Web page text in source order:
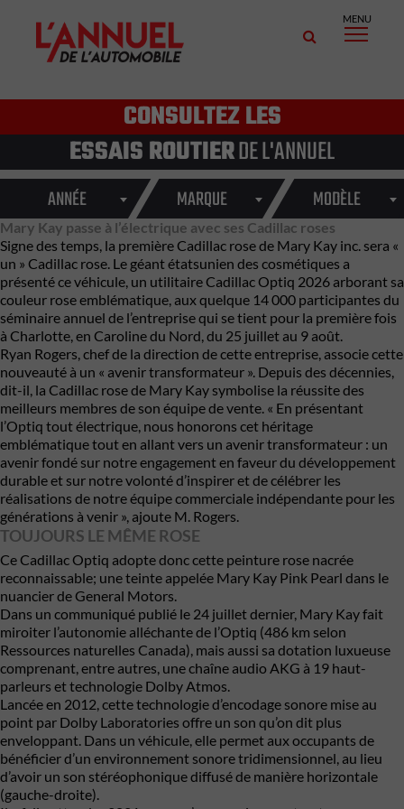
MENU
CONSULTEZ LES
ESSAIS ROUTIERDE L'ANNUEL
ANNÉE MARQUE MODÈLE
Mary Kay passe à l’électrique avec ses Cadillac roses
Signe des temps, la première Cadillac rose de Mary Kay inc. sera «
un » Cadillac rose. Le géant étatsunien des cosmétiques a
présenté ce véhicule, un utilitaire Cadillac Optiq 2026 arborant sa
couleur rose emblématique, aux quelque 14 000 participantes du
séminaire annuel de l’entreprise qui se tient pour la première fois
à Charlotte, en Caroline du Nord, du 25 juillet au 9 août.
Ryan Rogers, chef de la direction de cette entreprise, associe cette
nouveauté à un « avenir transformateur ». Depuis des décennies,
dit-il, la Cadillac rose de Mary Kay symbolise la réussite des
meilleurs membres de son équipe de vente. « En présentant
l’Optiq tout électrique, nous honorons cet héritage
emblématique tout en allant vers un avenir transformateur : un
avenir fondé sur notre engagement en faveur du développement
durable et sur notre volonté d’inspirer et de célébrer les
réalisations de notre équipe commerciale indépendante pour les
générations à venir », ajoute M. Rogers.
TOUJOURS LE MÊME ROSE
Ce Cadillac Optiq adopte donc cette peinture rose nacrée
reconnaissable; une teinte appelée Mary Kay Pink Pearl dans le
nuancier de General Motors.
Dans un communiqué publié le 24 juillet dernier, Mary Kay fait
miroiter l’autonomie alléchante de l’Optiq (486 km selon
Ressources naturelles Canada), mais aussi sa dotation luxueuse
comprenant, entre autres, une chaîne audio AKG à 19 haut-
parleurs et technologie Dolby Atmos.
Lancée en 2012, cette technologie d’encodage sonore mise au
point par Dolby Laboratories offre un son qu’on dit plus
enveloppant. Dans un véhicule, elle permet aux occupants de
bénéficier d’un environnement sonore tridimensionnel, au lieu
d’avoir un son stéréophonique diffusé de manière horizontale
(gauche-droite).